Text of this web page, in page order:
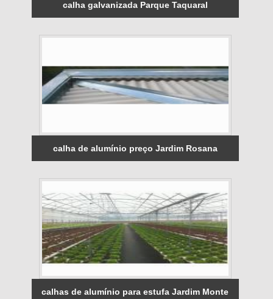
calha galvanizada Parque Taquaral
calha de alumínio preço Jardim Rosana
calhas de alumínio para estufa Jardim Monte